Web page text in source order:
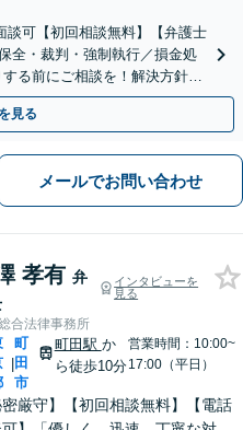
談可【初回相談無料】【弁護士
全・裁判・強制執行／損金処
る前にご相談を！解決方針は
た側にも対応】
見る
メールでお問い合わせ
孝有 弁
インタビューを
見る
合法律事務所
|
町
田
市
町田駅 か
ら徒歩10分
営業時間：10:00~
17:00（平日）
密厳守】【初回相談無料】【電話